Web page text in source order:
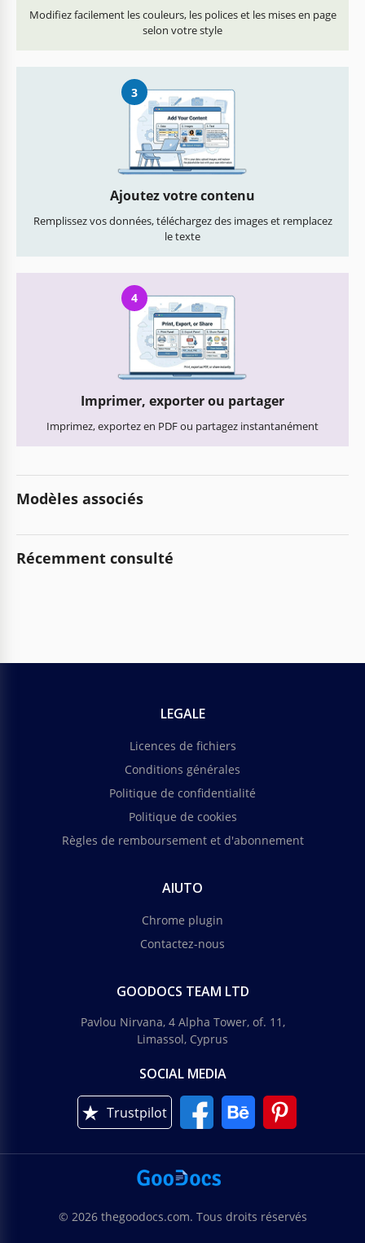
Modifiez facilement les couleurs, les polices et les mises en page
selon votre style
3
Ajoutez votre contenu
Remplissez vos données, téléchargez des images et remplacez
le texte
4
Imprimer, exporter ou partager
Imprimez, exportez en PDF ou partagez instantanément
Modèles associés
Récemment consulté
LEGALE
Licences de fichiers
Conditions générales
Politique de confidentialité
Politique de cookies
Règles de remboursement et d'abonnement
AIUTO
Chrome plugin
Contactez-nous
GOODOCS TEAM LTD
Pavlou Nirvana, 4 Alpha Tower, of. 11,
Limassol, Cyprus
SOCIAL MEDIA
Trustpilot
© 2026 thegoodocs.com. Tous droits réservés